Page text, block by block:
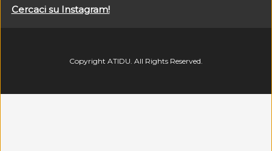
Cercaci su Instagram!
Copyright ATIDU. All Rights Reserved.